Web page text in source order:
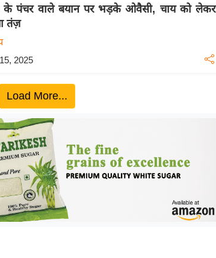
के पंचर वाले बयान पर भड़के ओवैसी, चाय को लेकर
तंज़
2025
Load More...